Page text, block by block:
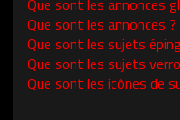
Que sont les annonces
Que sont les annonces ?
Que sont les sujets
Que sont les sujets
Que sont les icônes de